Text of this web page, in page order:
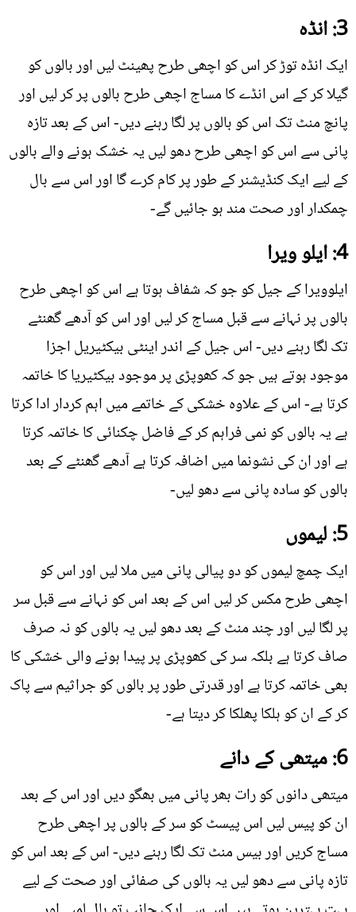
3: انڈہ
ایک انڈہ توڑ کر اس کو اچھی طرح پھینٹ لیں اور بالوں کو
گیلا کر کے اس انڈے کا مساج اچھی طرح بالوں پر کر لیں اور
پانچ منٹ تک اس کو بالوں پر لگا رہنے دیں- اس کے بعد تازہ
پانی سے اس کو اچھی طرح دھو لیں یہ خشک ہونے والے بالوں
کے لیے ایک کنڈیشنر کے طور پر کام کرے گا اور اس سے بال
چمکدار اور صحت مند ہو جائيں گے-
4: ایلو ویرا
ایلوویرا کے جیل کو جو کہ شفاف ہوتا ہے اس کو اچھی طرح
بالوں پر نہانے سے قبل مساج کر لیں اور اس کو آدھے گھنٹے
تک لگا رہنے دیں- اس جیل کے اندر اینٹی بیکٹیریل اجزا
موجود ہوتے ہیں جو کہ کھوپڑی پر موجود بیکٹیریا کا خاتمہ
کرتا ہے- اس کے علاوہ خشکی کے خاتمے میں اہم کردار ادا کرتا
ہے یہ بالوں کو نمی فراہم کر کے فاضل چکنائی کا خاتمہ کرتا
ہے اور ان کی نشونما میں اضافہ کرتا ہے آدھے گھنٹے کے بعد
بالوں کو سادہ پانی سے دھو لیں-
5: لیموں
ایک چمچ لیموں کو دو پیالی پانی میں ملا لیں اور اس کو
اچھی طرح مکس کر لیں اس کے بعد اس کو نہانے سے قبل سر
پر لگا لیں اور چند منٹ کے بعد دھو لیں یہ بالوں کو نہ صرف
صاف کرتا ہے بلکہ سر کی کھوپڑی پر پیدا ہونے والی خشکی کا
بھی خاتمہ کرتا ہے اور قدرتی طور پر بالوں کو جراثیم سے پاک
کر کے ان کو ہلکا پھلکا کر دیتا ہے-
6: میتھی کے دانے
میتھی دانوں کو رات بھر پانی میں بھگو دیں اور اس کے بعد
ان کو پیس لیں اس پیسٹ کو سر کے بالوں پر اچھی طرح
مساج کریں اور بیس منٹ تک لگا رہنے دیں- اس کے بعد اس کو
تازہ پانی سے دھو لیں یہ بالوں کی صفائی اور صحت کے لیے